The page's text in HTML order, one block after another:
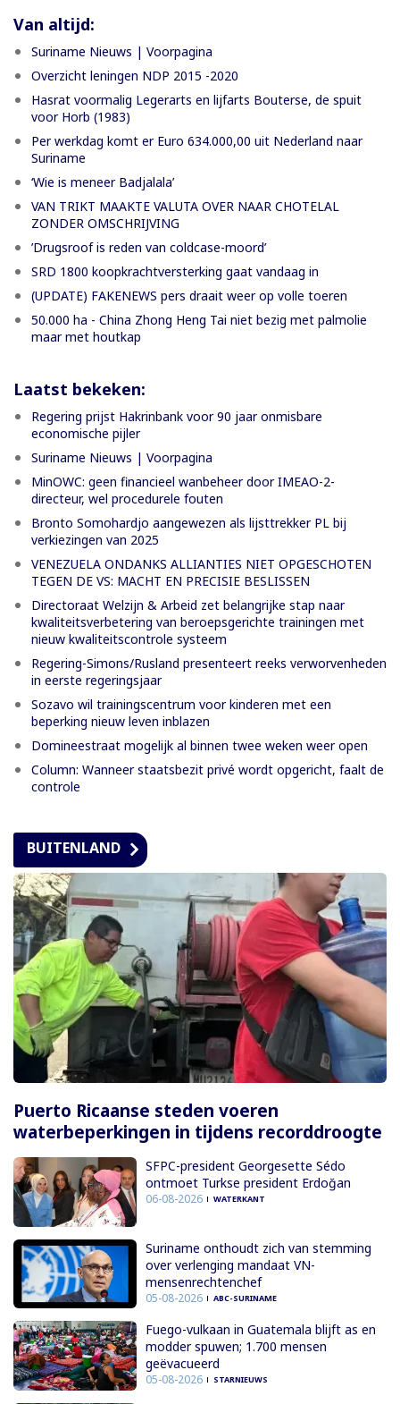
Van altijd:
Suriname Nieuws | Voorpagina
Overzicht leningen NDP 2015 -2020
Hasrat voormalig Legerarts en lijfarts Bouterse, de spuit
voor Horb (1983)
Per werkdag komt er Euro 634.000,00 uit Nederland naar
Suriname
‘Wie is meneer Badjalala’
VAN TRIKT MAAKTE VALUTA OVER NAAR CHOTELAL
ZONDER OMSCHRIJVING
’Drugsroof is reden van coldcase-moord’
SRD 1800 koopkrachtversterking gaat vandaag in
(UPDATE) FAKENEWS pers draait weer op volle toeren
50.000 ha - China Zhong Heng Tai niet bezig met palmolie
maar met houtkap
Laatst bekeken:
Regering prijst Hakrinbank voor 90 jaar onmisbare
economische pijler
Suriname Nieuws | Voorpagina
MinOWC: geen financieel wanbeheer door IMEAO-2-
directeur, wel procedurele fouten
Bronto Somohardjo aangewezen als lijsttrekker PL bij
verkiezingen van 2025
VENEZUELA ONDANKS ALLIANTIES NIET OPGESCHOTEN
TEGEN DE VS: MACHT EN PRECISIE BESLISSEN
Directoraat Welzijn & Arbeid zet belangrijke stap naar
kwaliteitsverbetering van beroepsgerichte trainingen met
nieuw kwaliteitscontrole systeem
Regering-Simons/Rusland presenteert reeks verworvenheden
in eerste regeringsjaar
Sozavo wil trainingscentrum voor kinderen met een
beperking nieuw leven inblazen
Domineestraat mogelijk al binnen twee weken weer open
Column: Wanneer staatsbezit privé wordt opgericht, faalt de
controle
BUITENLAND
Puerto Ricaanse steden voeren
waterbeperkingen in tijdens recorddroogte
SFPC-president Georgesette Sédo
ontmoet Turkse president Erdoğan
06-08-2026 WATERKANT
Suriname onthoudt zich van stemming
over verlenging mandaat VN-
mensenrechtenchef
05-08-2026 ABC-SURINAME
Fuego-vulkaan in Guatemala blijft as en
modder spuwen; 1.700 mensen
geëvacueerd
05-08-2026 STARNIEUWS